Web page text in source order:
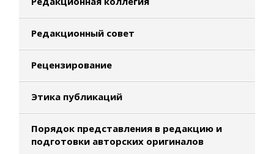
Редакционный совет
Рецензирование
Этика публикаций
Порядок представления в редакцию и
подготовки авторских оригиналов